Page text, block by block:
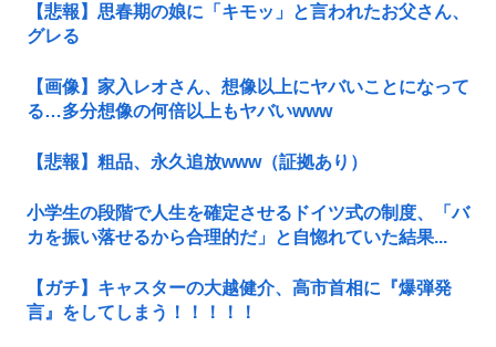
【悲報】思春期の娘に「キモッ」と言われたお父さん、
グレる
【画像】家入レオさん、想像以上にヤバいことになって
る…多分想像の何倍以上もヤバいwww
【悲報】粗品、永久追放www（証拠あり）
小学生の段階で人生を確定させるドイツ式の制度、「バ
カを振い落せるから合理的だ」と自惚れていた結果...
【ガチ】キャスターの大越健介、高市首相に『爆弾発
言』をしてしまう！！！！！